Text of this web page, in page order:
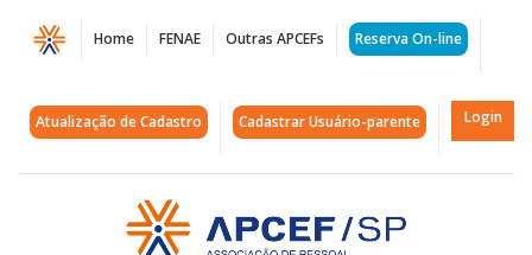
Página
Fala
Conselheira
APCEF/SP
Home FENAE Outras APCEFs Reserva On-line
Atualização de Cadastro Cadastrar Usuário-parente Login
Acessar
página
inicial